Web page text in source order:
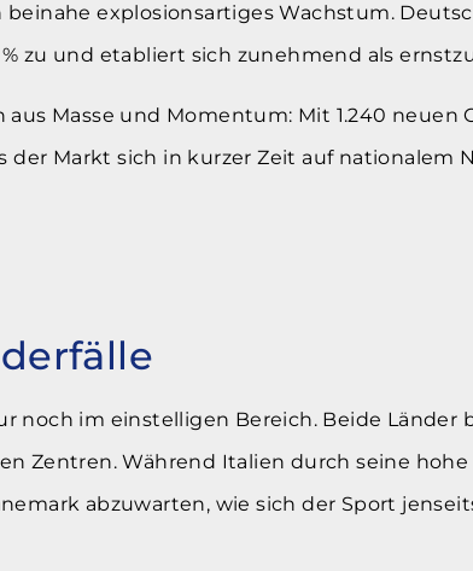
beinahe explosionsartiges Wachstum.
zu und etabliert sich zunehmend als
Masse und Momentum: Mit 1.240 neuen
der Markt sich in kurzer Zeit auf nationalem
noch im einstelligen Bereich. Beide Länder
Zentren. Während Italien durch seine
abzuwarten, wie sich der Sport